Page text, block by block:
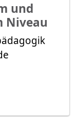
und
Niveau